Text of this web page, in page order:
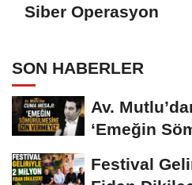
Siber Operasyon
SON HABERLER
Av.
‘Emeğin
Festival